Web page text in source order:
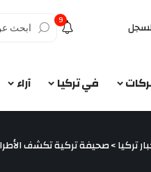
9
في تركيا آراء
تركيا>صحيفة تركية تكشف